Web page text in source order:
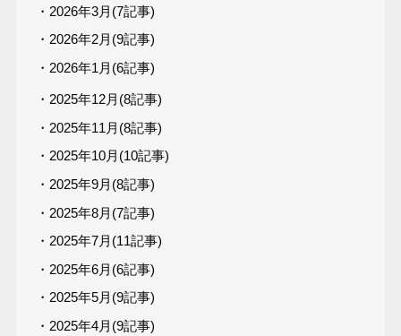
・2026年3月(7記事)
・2026年2月(9記事)
・2026年1月(6記事)
・2025年12月(8記事)
・2025年11月(8記事)
・2025年10月(10記事)
・2025年9月(8記事)
・2025年8月(7記事)
・2025年7月(11記事)
・2025年6月(6記事)
・2025年5月(9記事)
・2025年4月(9記事)